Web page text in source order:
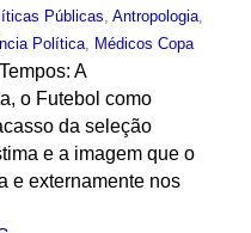
Públicas Antropologia,
Política, Médicos Copa
A
o Futebol como
da seleção
e a imagem que o
e externamente nos